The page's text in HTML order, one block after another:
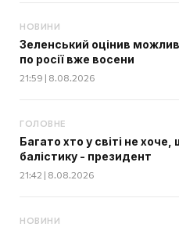
НОВИНИ
Зеленський оцінив
по росії вже восени
21:59 | 8.08.2026
ГОЛОВНЕ
Багато хто у світі не
балістику - президент
21:42 | 8.08.2026
НОВИНИ